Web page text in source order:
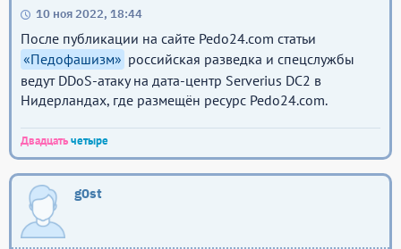
10 ноя 2022, 18:44
После публикации на сайте Pedo24.com статьи
«Педофашизм» российская разведка и спецслужбы
ведут DDoS-атаку на дата-центр Serverius DC2 в
Нидерландах, где размещён ресурс Pedo24.com.
Двадцатьчетыре
g0st